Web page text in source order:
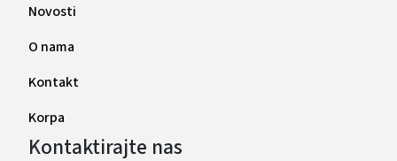
Novosti
O nama
Kontakt
Korpa
Kontaktirajte nas